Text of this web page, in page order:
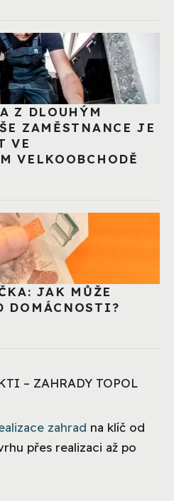
Z DLOUHÝM
ZAMĚSTNANCE JE
VE
VELKOOBCHODĚ
JAK MŮŽE
DOMÁCNOSTI?
– ZAHRADY TOPOL
zahrad na klíč od
přes realizaci až po